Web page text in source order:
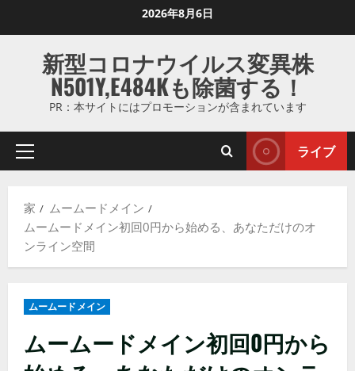
ス
ッ
2026年8月6日
新型コロナウイルス変異株
N501Y,E484Kも除菌する！
PR：本サイトにはプロモーションが含まれています
プ
マ
リ
メ
ー
ライブ
家
ムームードメイン
ムームードメイン初回0円から始める、あなただけのオ
ンライン空間
ムームードメイン
ムームードメイン初回0円から